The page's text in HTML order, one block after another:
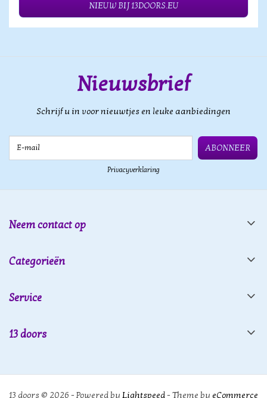
NIEUW BIJ 13DOORS.EU
Nieuwsbrief
Schrijf u in voor nieuwtjes en leuke aanbiedingen
ABONNEER
Privacyverklaring
Neem contact op
Categorieën
Service
13 doors
13 doors © 2026 - Powered by Lightspeed- Theme by eCommerce